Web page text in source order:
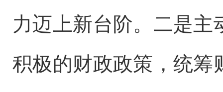
力迈上新台阶。二是
积极的财政政策，统筹